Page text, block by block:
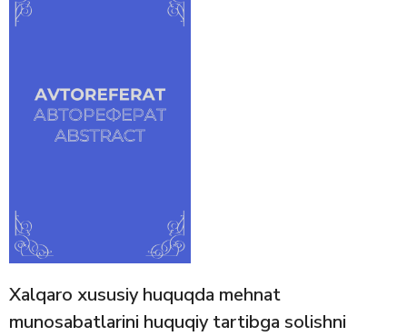
Xalqaro xususiy huquqda mehnat
munosabatlarini huquqiy tartibga solishni